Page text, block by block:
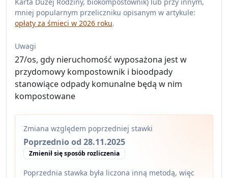
mniej popularnym przeliczniku opisanym w artykule:
opłaty za śmieci w 2026 roku.
Uwagi
27/os, gdy nieruchomość wyposażona jest w
przydomowy kompostownik i bioodpady
stanowiące odpady komunalne będą w nim
kompostowane
Zmiana względem poprzedniej stawki
Poprzednio od 28.11.2025
Zmienił się sposób rozliczenia
Poprzednia stawka była liczona inną metodą, więc